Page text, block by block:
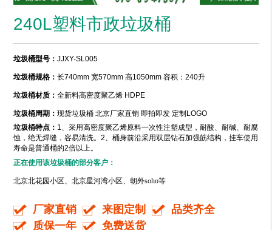
240L塑料市政垃圾桶
垃圾桶型号：JJXY-SL005
垃圾桶规格：长740mm 宽570mm 高1050mm 容积：240升
垃圾桶材质：全新料高密度聚乙烯 HDPE
垃圾桶周期：现货垃圾桶 北京厂家直销 即拍即发 定制LOGO
垃圾桶特点： 1、采用高密度聚乙烯原料一次性注塑成型，耐酸、耐碱、耐腐
蚀，绝无焊缝，容易清洗。2、桶身前沿采用双层钻石加强筋结构，挂车使用
寿命是普通桶的2倍以上。
正在使用该垃圾桶的部分客户：
北京北花园小区、北京星河湾小区、朝外soho等
厂家直销 来图定制
品类齐全
质保一年
免费送货